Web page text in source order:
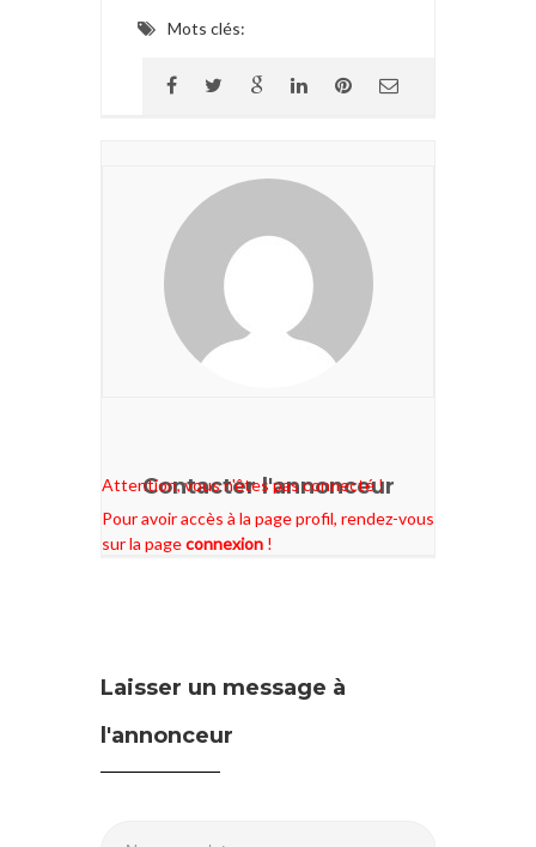
Mots clés:
Contacter l'annonceur
Attention, vous n'êtes pas connecté !
Pour avoir accès à la page profil, rendez-vous
sur la pageconnexion !
Laisser un message à
l'annonceur